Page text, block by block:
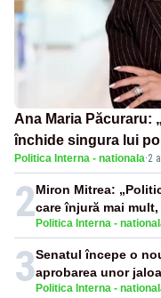
Ana Maria Păcuraru:
închide singura lui
Politica Interna - nationala·2
2 Politica Interna -
Miron Mitrea:
care înjură mai
3 Politica Interna -
Senatul începe o
aprobarea unor